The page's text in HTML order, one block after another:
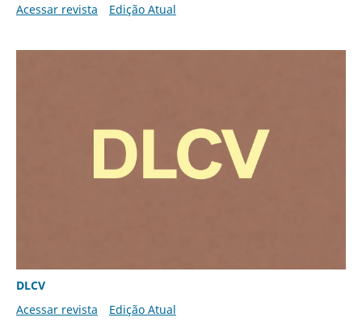
Acessar revista
Edição Atual
DLCV
Acessar revista
Edição Atual